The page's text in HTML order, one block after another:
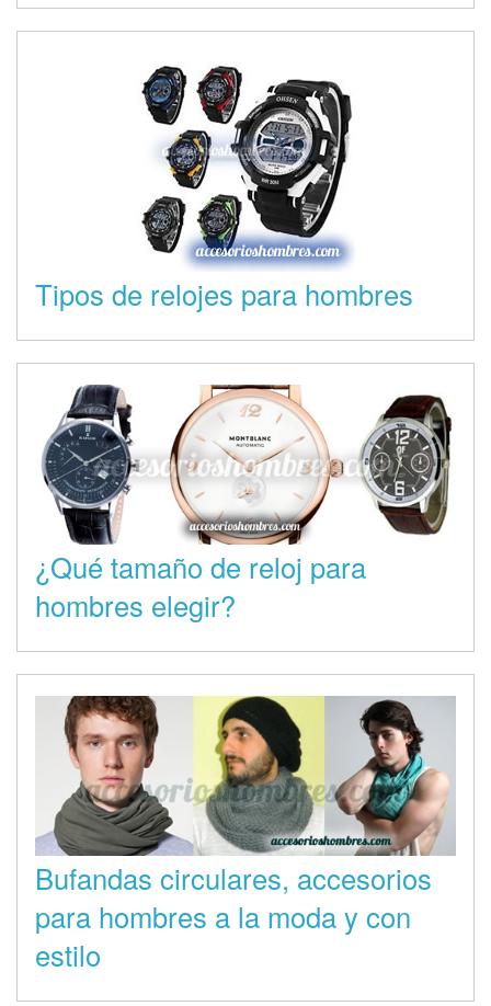
Tipos de relojes para hombres
¿Qué tamaño de reloj para
hombres elegir?
Bufandas circulares, accesorios
para hombres a la moda y con
estilo